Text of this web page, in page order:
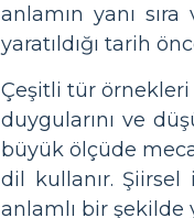
anlamın yanı
yaratıldığı tarih
Çeşitli tür örnekleri
duygularını ve
büyük ölçüde
dil kullanır. Şiirsel
anlamlı bir şekilde